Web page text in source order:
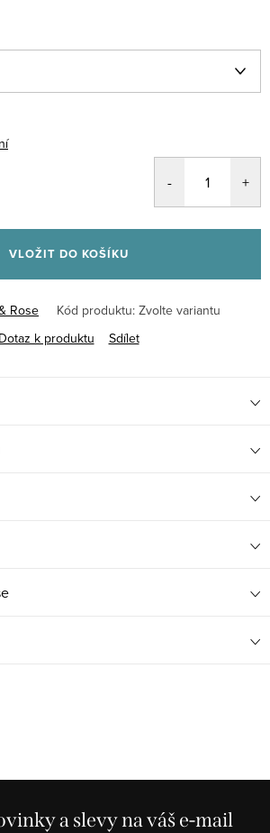
VLOŽIT DO KOŠÍKU
Rose Kód produktu: Zvolte variantu
Dotaz k produktu
Sdílet
a slevy na váš e-mail